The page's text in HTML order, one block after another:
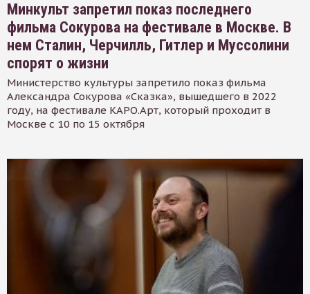
Минкульт запретил показ последнего
фильма Сокурова на фестивале в Москве. В
нем Сталин, Черчилль, Гитлер и Муссолини
спорят о жизни
Министерство культуры запретило показ фильма
Александра Сокурова «Сказка», вышедшего в 2022
году, на фестивале КАРО.Арт, который проходит в
Москве с 10 по 15 октября